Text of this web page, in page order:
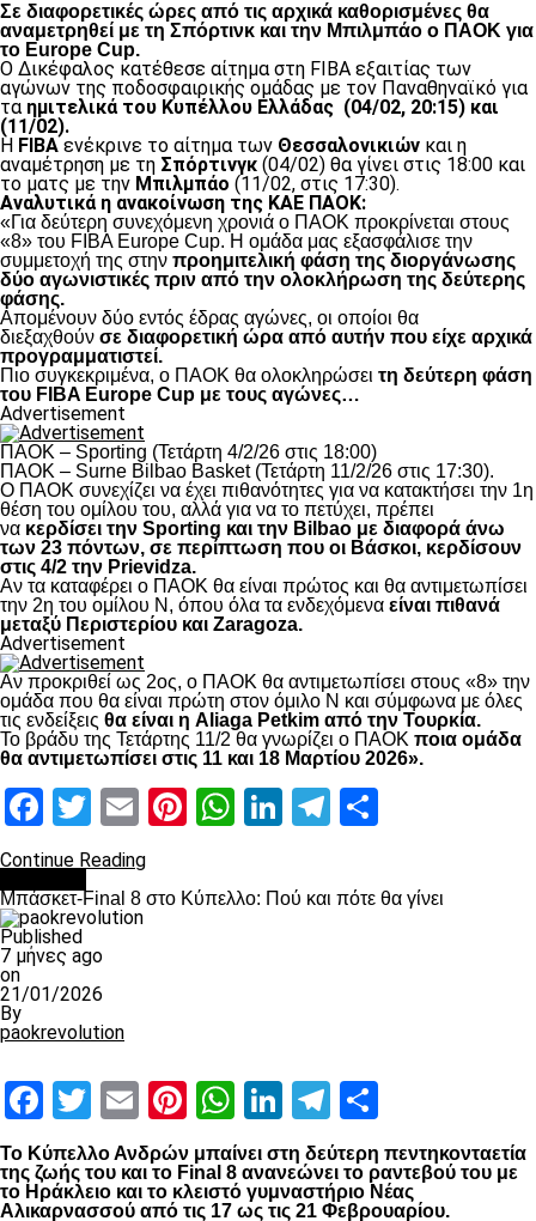
Σε διαφορετικές ώρες από τις αρχικά καθορισμένες θα
αναμετρηθεί με τη Σπόρτινκ και την Μπιλμπάο ο ΠΑΟΚ για
το Europe Cup.
Ο Δικέφαλος κατέθεσε αίτημα στη FIBA εξαιτίας των
αγώνων της ποδοσφαιρικής ομάδας με τον Παναθηναϊκό για
τα ημιτελικά του Κυπέλλου Ελλάδας (04/02, 20:15) και
(11/02).
Η FIBAενέκρινε το αίτημα των Θεσσαλονικιών και η
αναμέτρηση με τη Σπόρτινγκ (04/02) θα γίνει στις 18:00 και
το ματς με την Μπιλμπάο (11/02, στις 17:30).
Αναλυτικά η ανακοίνωση της ΚΑΕ ΠΑΟΚ:
«Για δεύτερη συνεχόμενη χρονιά ο ΠΑΟΚ προκρίνεται στους
«8» του FIBA Europe Cup. H ομάδα μας εξασφάλισε την
συμμετοχή της στην προημιτελική φάση της διοργάνωσης
δύο αγωνιστικές πριν από την ολοκλήρωση της δεύτερης
φάσης.
Απομένουν δύο εντός έδρας αγώνες, οι οποίοι θα
διεξαχθούν σε διαφορετική ώρα από αυτήν που είχε αρχικά
προγραμματιστεί.
Πιο συγκεκριμένα, ο ΠΑΟΚ θα ολοκληρώσει τη δεύτερη φάση
του FIBA Europe Cup με τους αγώνες…
Advertisement
ΠΑΟΚ – Sporting (Τετάρτη 4/2/26 στις 18:00)
ΠΑΟΚ – Surne Bilbao Basket (Τετάρτη 11/2/26 στις 17:30).
Ο ΠΑΟΚ συνεχίζει να έχει πιθανότητες για να κατακτήσει την 1η
θέση του ομίλου του, αλλά για να το πετύχει, πρέπει
να κερδίσει την Sporting και την Bilbao με διαφορά άνω
των 23 πόντων, σε περίπτωση που οι Βάσκοι, κερδίσουν
στις 4/2 την Prievidza.
Αν τα καταφέρει ο ΠΑΟΚ θα είναι πρώτος και θα αντιμετωπίσει
την 2η του ομίλου Ν, όπου όλα τα ενδεχόμενα είναι πιθανά
μεταξύ Περιστερίου και Zaragoza.
Advertisement
Αν προκριθεί ως 2ος, ο ΠΑΟΚ θα αντιμετωπίσει στους «8» την
ομάδα που θα είναι πρώτη στον όμιλο Ν και σύμφωνα με όλες
τις ενδείξεις θα είναι η Aliaga Petkim από την Τουρκία.
Το βράδυ της Τετάρτης 11/2 θα γνωρίζει ο ΠΑΟΚ ποια ομάδα
θα αντιμετωπίσει στις 11 και 18 Μαρτίου 2026».
Facebook
Twitter
EmailPinterest
WhatsApp
LinkedIn
Telegram
Continue Reading
Μπάσκετ-Final 8 στο Κύπελλο: Πού και πότε θα γίνει
Published
7 μήνες ago
on
21/01/2026
By
paokrevolution
Facebook
Twitter
EmailPinterest
WhatsApp
LinkedIn
Telegram
Το Κύπελλο Ανδρών μπαίνει στη δεύτερη πεντηκονταετία
της ζωής του και το Final 8 ανανεώνει το ραντεβού του με
το Ηράκλειο και το κλειστό γυμναστήριο Νέας
Αλικαρνασσού από τις 17 ως τις 21 Φεβρουαρίου.